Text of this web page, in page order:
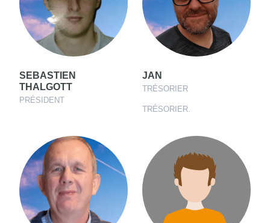
SEBASTIEN
THALGOTT
PRÉSIDENT
JAN
TRÉSORIER
TRÉSORIER.